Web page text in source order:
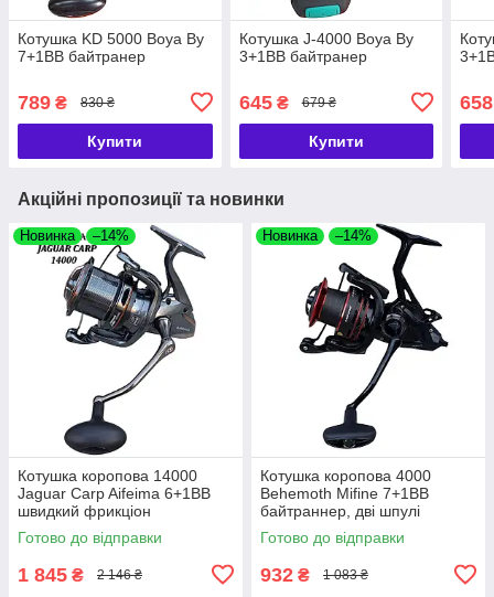
Котушка KD 5000 Boya By
7+1BB байтранер
789 ₴ 830 ₴
Купити
Котушка J-4000 Boya By
3+1BB байтранер
645₴ 679 ₴
Купити
658
Акційні пропозиції та новинки
Новинка –14%
Котушка коропова 14000
Jaguar Carp Aifeima 6+1ВВ
швидкий фрикціон
Готово до відправки
1 845 ₴ 2 146 ₴
Новинка –14%
Котушка коропова 4000
Behemoth Mifine 7+1BB
байтраннер, дві шпулі
Готово до відправки
932 ₴ 1 083 ₴